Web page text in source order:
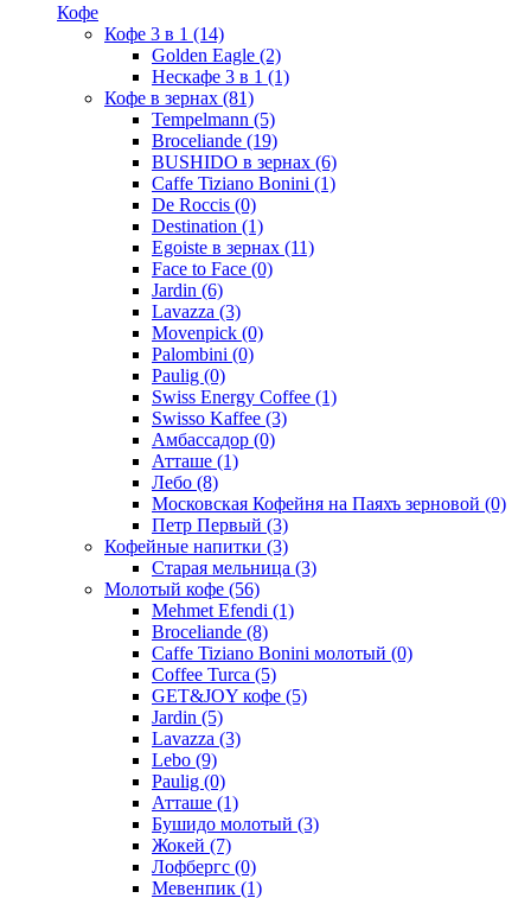
Кофе
Кофе 3 в 1 (14)
Golden Eagle (2)
Нескафе 3 в 1 (1)
Кофе в зернах (81)
Tempelmann (5)
Broceliande (19)
BUSHIDO в зернах (6)
Caffe Tiziano Bonini (1)
De Roccis (0)
Destination (1)
Egoiste в зернах (11)
Face to Face (0)
Jardin (6)
Lavazza (3)
Movenpick (0)
Palombini (0)
Paulig (0)
Swiss Energy Coffee (1)
Swisso Kaffee (3)
Амбассадор (0)
Атташе (1)
Лебо (8)
Московская Кофейня на Паяхъ зерновой (0)
Петр Первый (3)
Кофейные напитки (3)
Старая мельница (3)
Молотый кофе (56)
Mehmet Efendi (1)
Broceliande (8)
Caffe Tiziano Bonini молотый (0)
Coffee Turca (5)
GET&JOY кофе (5)
Jardin (5)
Lavazza (3)
Lebo (9)
Paulig (0)
Атташе (1)
Бушидо молотый (3)
Жокей (7)
Лофбергс (0)
Мевенпик (1)